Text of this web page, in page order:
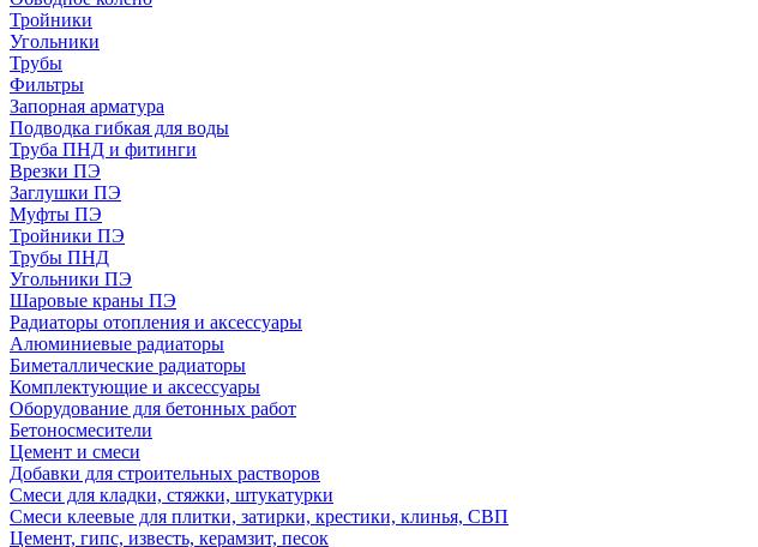
Тройники
Угольники
Трубы
Фильтры
Запорная арматура
Подводка гибкая для воды
Труба ПНД и фитинги
Врезки ПЭ
Заглушки ПЭ
Муфты ПЭ
Тройники ПЭ
Трубы ПНД
Угольники ПЭ
Шаровые краны ПЭ
Радиаторы отопления и аксессуары
Алюминиевые радиаторы
Биметаллические радиаторы
Комплектующие и аксессуары
Оборудование для бетонных работ
Бетоносмесители
Цемент и смеси
Добавки для строительных растворов
Смеси для кладки, стяжки, штукатурки
Смеси клеевые для плитки, затирки, крестики, клинья, СВП
Цемент, гипс, известь, керамзит, песок